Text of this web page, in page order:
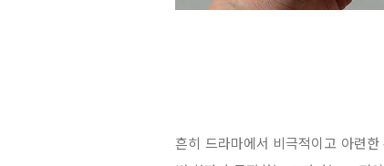
흔히 드라마에서 비극적이고 아련